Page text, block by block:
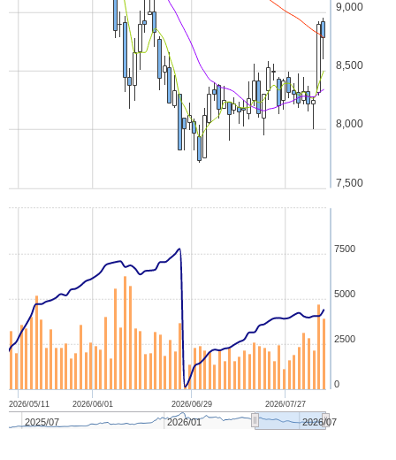
2026/05/11 2026/06/01 2026/06/29 2026/07/27
2025/07 2026/01 2026/07
7,500
8,000
8,500
9,000
0
2500
5000
7500